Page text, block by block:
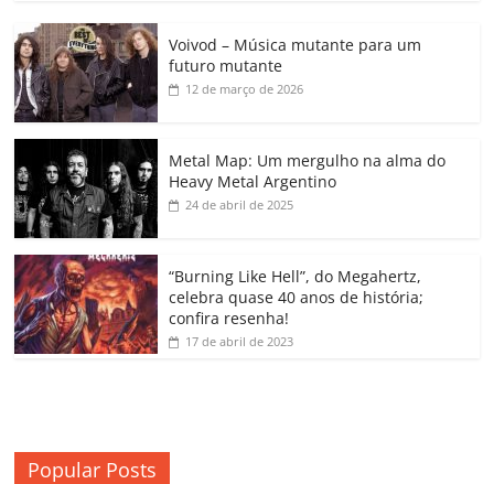
c
e
b
o
o
k
itt
er
ai at
s
A
p
k
e
dI
gl
e
a
ss
o
m
y
k
p
h
Voivod – Música mutante para um
futuro mutante
12 de março de 2026
Metal Map: Um mergulho na alma do
Heavy Metal Argentino
24 de abril de 2025
“Burning Like Hell”, do Megahertz,
celebra quase 40 anos de história;
confira resenha!
17 de abril de 2023
Popular Posts